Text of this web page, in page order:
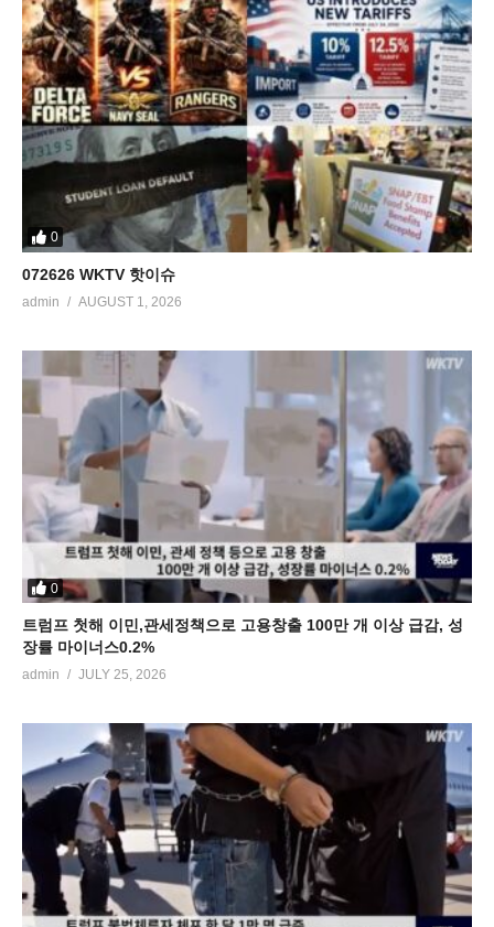
0
072626 WKTV 핫이슈
admin AUGUST 1, 2026
0
트럼프 첫해 이민,관세정책으로 고용창출 100만 개 이상 급감, 성
장률 마이너스0.2%
admin JULY 25, 2026